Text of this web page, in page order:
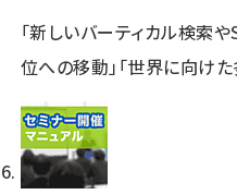
「新しいバーティカル検索
位への移動」「世界に向け